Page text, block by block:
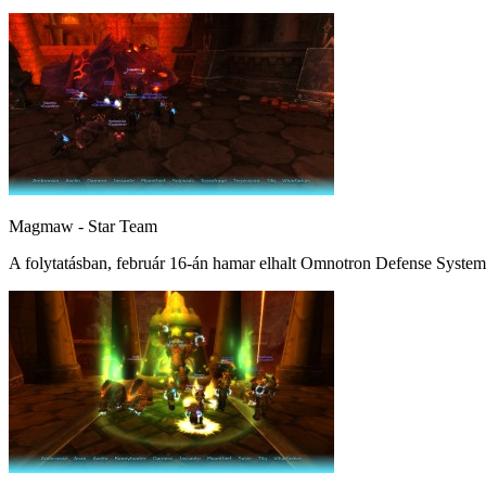
Magmaw - Star Team
A folytatásban, február 16-án hamar elhalt Omnotron Defense